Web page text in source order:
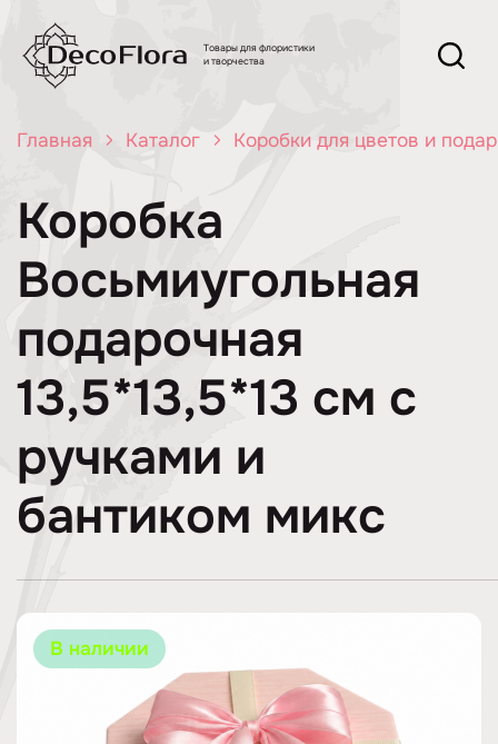
Товары для флористики
и творчества
Главная Каталог Коробки для цветов и
Коробка
Восьмиугольная
подарочная
13,5*13,5*13 см с
ручками и
бантиком микс
В наличии